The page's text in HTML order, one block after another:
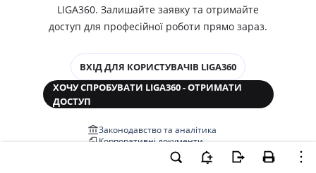
LIGA360. Залишайте заявку та отримайте
доступ для професійної роботи прямо зараз.
ВХІД ДЛЯ КОРИСТУВАЧІВ LIGA360
ХОЧУ СПРОБУВАТИ LIGA360 - ОТРИМАТИ
ДОСТУП
Законодавство та аналітика
Корпоративні документи
Перевірка компаній та персон
Медіааналіз та репутація